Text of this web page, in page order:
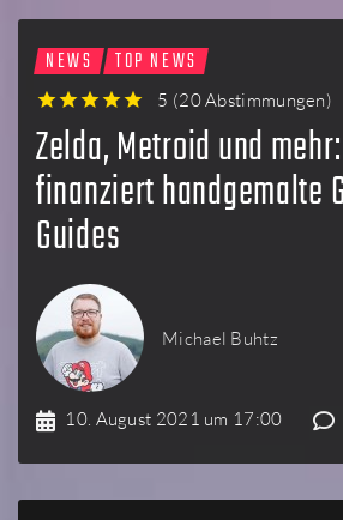
NEWS TOP NEWS
5 (20 Abstimmungen)
Zelda, Metroid und
finanziert handgemalte
Guides
Michael Buhtz
10. August 2021 um 17:00